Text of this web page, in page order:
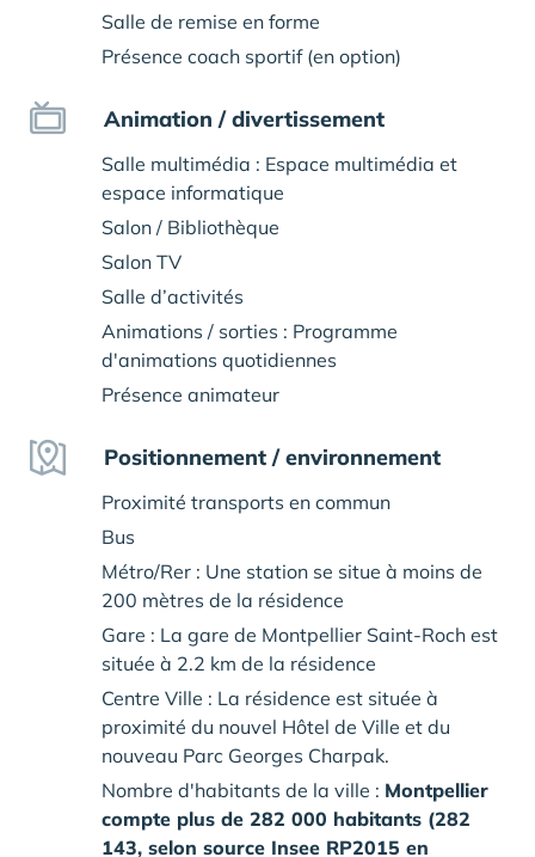
Salle de remise en forme
Présence coach sportif (en option)
Animation / divertissement
Salle multimédia : Espace multimédia et
espace informatique
Salon / Bibliothèque
Salon TV
Salle d’activités
Animations / sorties : Programme
d'animations quotidiennes
Présence animateur
Positionnement / environnement
Proximité transports en commun
Bus
Métro/Rer : Une station se situe à moins de
200 mètres de la résidence
Gare : La gare de Montpellier Saint-Roch est
située à 2.2 km de la résidence
Centre Ville : La résidence est située à
proximité du nouvel Hôtel de Ville et du
nouveau Parc Georges Charpak.
Nombre d'habitants de la ville : Montpellier
compte plus de 282 000 habitants (282
143, selon source Insee RP2015 en